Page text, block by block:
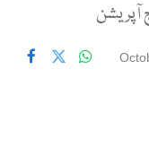
آپریشن